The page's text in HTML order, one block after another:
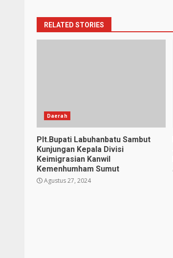
RELATED STORIES
Daerah
Plt.Bupati Labuhanbatu Sambut
Kunjungan Kepala Divisi
Keimigrasian Kanwil
Kemenhumham Sumut
Agustus 27, 2024